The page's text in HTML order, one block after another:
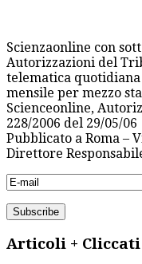
Scienzaonline con
Autorizzazioni del
telematica quotidiana
mensile per mezzo
Scienceonline,
228/2006 del 29/05/06
Pubblicato a Roma –
Direttore
Articoli + Cliccati